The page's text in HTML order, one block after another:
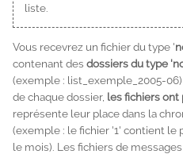
liste.
Vous recevrez un fichier du type '
contenant des dossiers du type
(exemple : list_exemple_2005-06
de chaque dossier, les fichiers
représente leur place dans la
(exemple : le fichier '1' contient le
le mois). Les fichiers de